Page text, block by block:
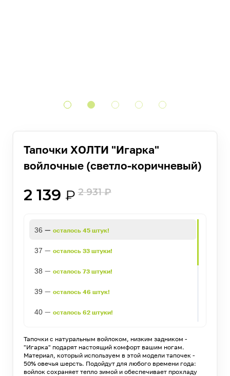
Тапочки ХОЛТИ "Игарка"
войлочные (светло-коричневый)
2 139 ₽ 2 931₽
36 — осталось 45 штук!
37 — осталось 33 штуки!
38 — осталось 73 штуки!
39 — осталось 46 штук!
40— осталось 62 штуки!
42—осталось 56 штук!
43—осталось 27 штук!
Тапочки с натуральным войлоком, низким задником -
"Игарка" подарят настоящий комфорт вашим ногам.
Материал, который используем в этой модели тапочек -
50% овечья шерсть. Подойдут для любого времени года:
войлок сохраняет тепло зимой и обеспечивает прохладу